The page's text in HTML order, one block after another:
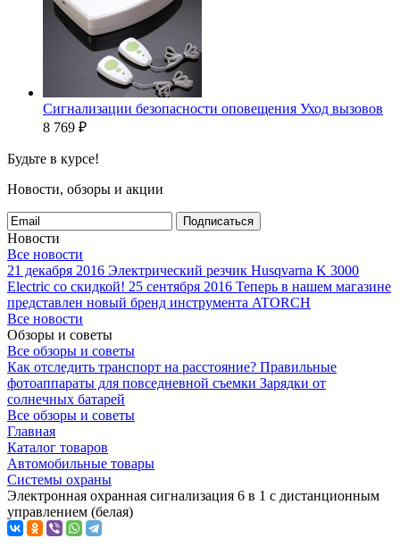
Сигнализации безопасности оповещения Уход вызовов
8 769 ₽
Будьте в курсе!
Новости, обзоры и акции
Подписаться
Новости
Все новости
21 декабря 2016 Электрический резчик Husqvarna K 3000
Electric со скидкой! 25 сентября 2016 Теперь в нашем магазине
представлен новый бренд инструмента ATORCH
Все новости
Обзоры и советы
Все обзоры и советы
Как отследить транспорт на расстояние? Правильные
фотоаппараты для повседневной съемки Зарядки от
солнечных батарей
Все обзоры и советы
Главная
Каталог товаров
Автомобильные товары
Системы охраны
Электронная охранная сигнализация 6 в 1 с дистанционным
управлением (белая)